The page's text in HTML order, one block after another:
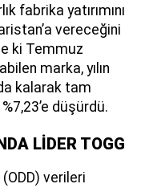
fabrika yatırımını
vereceğini
ki Temmuz
marka, yılın
kalarak tam
düşürdü.
LİDER TOGG
verileri